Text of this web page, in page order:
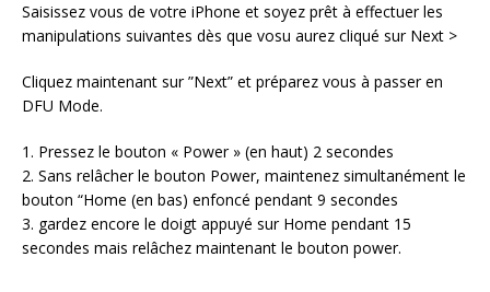
Saisissez vous de votre iPhone et soyez prêt à effectuer les
manipulations suivantes dès que vosu aurez cliqué sur Next >
Cliquez maintenant sur ”Next” et préparez vous à passer en
DFU Mode.
1. Pressez le bouton « Power » (en haut) 2 secondes
2. Sans relâcher le bouton Power, maintenez simultanément le
bouton “Home (en bas) enfoncé pendant 9 secondes
3. gardez encore le doigt appuyé sur Home pendant 15
secondes mais relâchez maintenant le bouton power.